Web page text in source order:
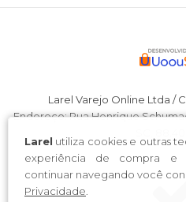
Larel utiliza cookies e outras
experiência de compra e
continuar navegando você
Privacidade
Larel Varejo Online Ltda /
Endereço: Rua Henrique